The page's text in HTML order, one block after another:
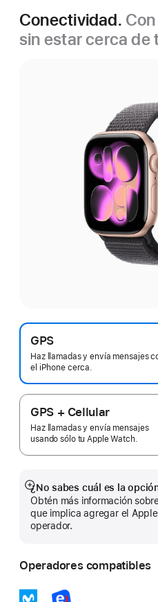
Conectividad.
sin estar cerca de
GPS
Haz llamadas y envía mensajes
el iPhone cerca.
GPS + Cellular
Haz llamadas y envía mensajes
usando sólo tu Apple Watch.
¿No sabes cuál es la
Obtén más información
que implica agregar el
operador.
Mostrar
más
Operadores compatibles